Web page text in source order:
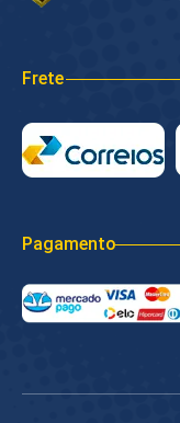
Frete
Pagamento